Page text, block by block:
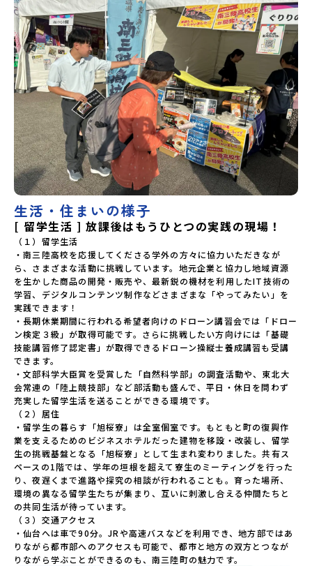
生活・住まいの様子
[ 留学生活 ] 放課後はもうひとつの実践の現場！
（１）留学生活
・南三陸高校を応援してくださる学外の方々に協力いただきなが
ら、さまざまな活動に挑戦しています。地元企業と協力し地域資源
を生かした商品の開発・販売や、最新鋭の機材を利用したIT技術の
学習、デジタルコンテンツ制作などさまざまな「やってみたい」を
実践できます！
・長期休業期間に行われる希望者向けのドローン講習会では「ドロー
ン検定３級」が取得可能です。さらに挑戦したい方向けには「基礎
技能講習修了認定書」が取得できるドローン操縦士養成講習も受講
できます。
・文部科学大臣賞を受賞した「自然科学部」の調査活動や、東北大
会常連の「陸上競技部」など部活動も盛んで、平日・休日を問わず
充実した留学生活を送ることができる環境です。
（２）居住
・留学生の暮らす「旭桜寮」は全室個室です。もともと町の復興作
業を支えるためのビジネスホテルだった建物を移設・改装し、留学
生の挑戦基盤となる「旭桜寮」として生まれ変わりました。共有ス
ペースの1階では、学年の垣根を超えて寮生のミーティングを行った
り、夜遅くまで進路や探究の相談が行われることも。育った場所、
環境の異なる留学生たちが集まり、互いに刺激し合える仲間たちと
の共同生活が待っています。
（３）交通アクセス
・仙台へは車で90分。JRや高速バスなどを利用でき、地方部ではあ
りながら都市部へのアクセスも可能で、都市と地方の双方とつなが
りながら学ぶことができるのも、南三陸町の魅力です。